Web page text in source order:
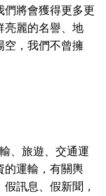
們將會獲得更多更
亮麗的名譽、地
空，我們不曾擁
、旅遊、交通運
的運輸，有關輿
訊息、假新聞，